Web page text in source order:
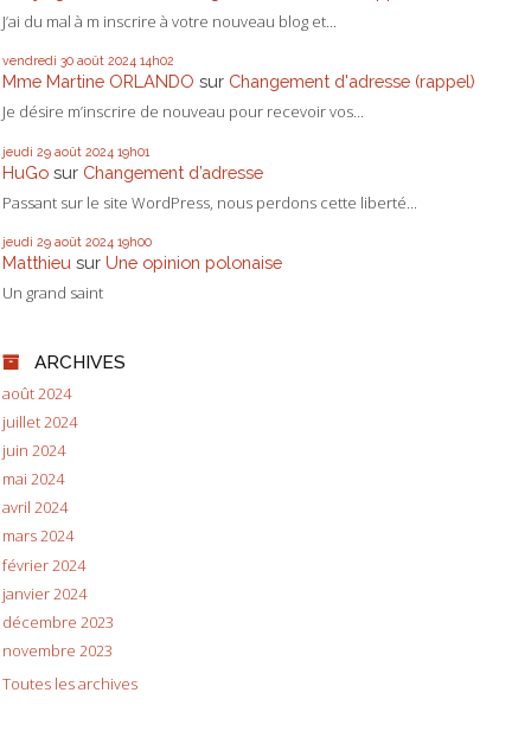
J’ai du mal à m inscrire à votre nouveau blog et...
vendredi 30 août 2024 14h02
Mme Martine ORLANDO sur Changement d'adresse (rappel)
Je désire m’inscrire de nouveau pour recevoir vos...
jeudi 29 août 2024 19h01
HuGo sur Changement d’adresse
Passant sur le site WordPress, nous perdons cette liberté...
jeudi 29 août 2024 19h00
Matthieu sur Une opinion polonaise
Un grand saint
ARCHIVES
août 2024
juillet 2024
juin 2024
mai 2024
avril 2024
mars 2024
février 2024
janvier 2024
décembre 2023
novembre 2023
Toutes les archives